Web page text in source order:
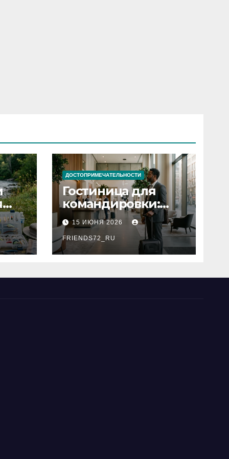
ДОСТОПРИМЕЧАТЕЛЬНОСТИ
Гостиница для
командировки:
основные
критерии выбора
15 ИЮНЯ 2026
FRIENDS72_RU